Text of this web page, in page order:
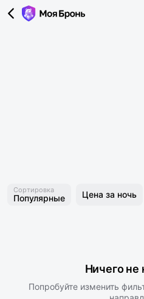
Сортировка
Популярные Цена за ночь
Ничего не
Попробуйте изменить